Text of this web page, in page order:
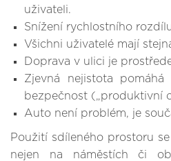
uživateli.
Snížení rychlostního
Všichni uživatelé mají
Doprava v ulici je
Zjevná nejistota
bezpečnost („produktivní
Auto není problém, je
Použití sdíleného prostoru
nejen na náměstích či